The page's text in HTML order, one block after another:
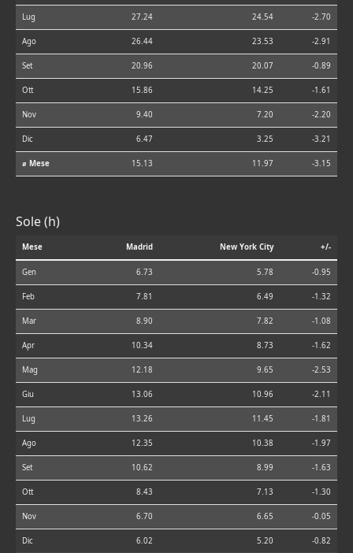
Lug 27.24 24.54 -2.70
Ago 26.44 23.53 -2.91
Set 20.96 20.07 -0.89
Ott 15.86 14.25 -1.61
Nov 9.40 7.20 -2.20
Dic 6.47 3.25 -3.21
⌀ Mese 15.13 11.97 -3.15
Sole (h)
Mese Madrid New York City +/-
Gen 6.73 5.78 -0.95
Feb 7.81 6.49 -1.32
Mar 8.90 7.82 -1.08
Apr 10.34 8.73 -1.62
Mag 12.18 9.65 -2.53
Giu 13.06 10.96 -2.11
Lug 13.26 11.45 -1.81
Ago 12.35 10.38 -1.97
Set 10.62 8.99 -1.63
Ott 8.43 7.13 -1.30
Nov 6.70 6.65 -0.05
Dic 6.02 5.20 -0.82